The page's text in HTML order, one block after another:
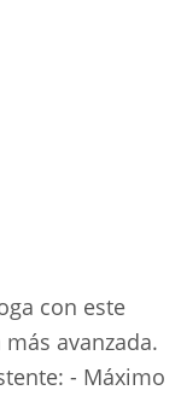
con este
avanzada.
- Máximo